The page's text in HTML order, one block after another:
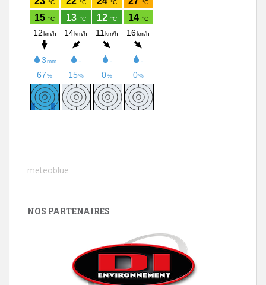
meteoblue
NOS PARTENAIRES